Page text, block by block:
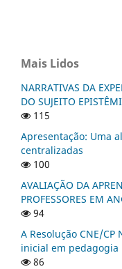
Mais Lidos
NARRATIVAS DA
DO SUJEITO
115
Apresentação: Uma
centralizadas
100
AVALIAÇÃO DA
PROFESSORES EM
94
A Resolução CNE/
inicial em pedagogia
86